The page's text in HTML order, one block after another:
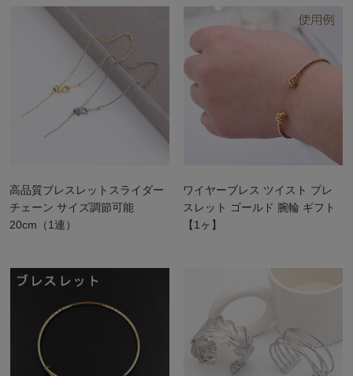
高品質ブレスレットスライダー
チェーン サイズ調節可能
20cm（1連）
ワイヤーブレス ツイスト ブレ
スレット ゴールド 腕輪 ギフト
【1ヶ】